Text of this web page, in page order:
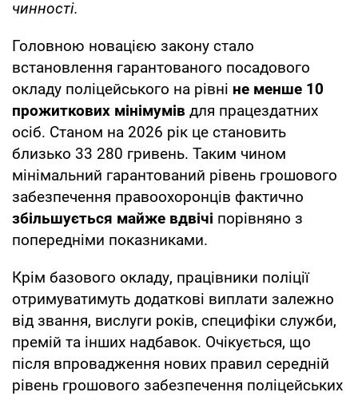
чинності.
Головною новацією закону стало
встановлення гарантованого посадового
окладу поліцейського на рівні не менше 10
прожиткових мінімумів для працездатних
осіб. Станом на 2026 рік це становить
близько 33 280 гривень. Таким чином
мінімальний гарантований рівень грошового
забезпечення правоохоронців фактично
збільшується майже вдвічі порівняно з
попередніми показниками.
Крім базового окладу, працівники поліції
отримуватимуть додаткові виплати залежно
від звання, вислуги років, специфіки служби,
премій та інших надбавок. Очікується, що
після впровадження нових правил середній
рівень грошового забезпечення поліцейських